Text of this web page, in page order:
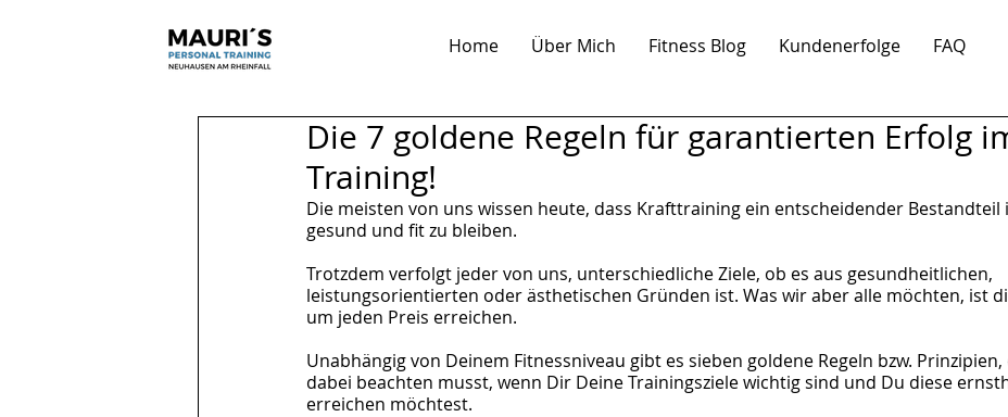
Home Über Mich Fitness Blog Kundenerfolge FAQ
Die 7 goldene Regeln für garantierten Erfolg
Training!
Die meisten von uns wissen heute, dass Krafttraining ein entscheidender Bestandteil
gesund und fit zu bleiben.
Trotzdem verfolgt jeder von uns, unterschiedliche Ziele, ob es aus gesundheitlichen,
leistungsorientierten oder ästhetischen Gründen ist. Was wir aber alle möchten, ist
um jeden Preis erreichen.
Unabhängig von Deinem Fitnessniveau gibt es sieben goldene Regeln bzw. Prinzipien,
dabei beachten musst, wenn Dir Deine Trainingsziele wichtig sind und Du diese
erreichen möchtest.